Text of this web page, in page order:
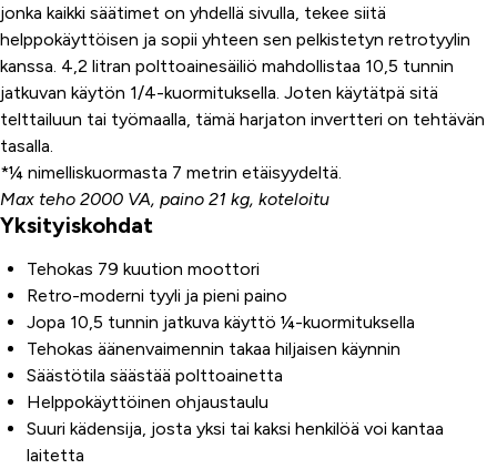
jonka kaikki säätimet on yhdellä sivulla, tekee siitä
helppokäyttöisen ja sopii yhteen sen pelkistetyn retrotyylin
kanssa. 4,2 litran polttoainesäiliö mahdollistaa 10,5 tunnin
jatkuvan käytön 1/4-kuormituksella. Joten käytätpä sitä
telttailuun tai työmaalla, tämä harjaton invertteri on tehtävän
tasalla.
*¼ nimelliskuormasta 7 metrin etäisyydeltä.
Max teho 2000 VA, paino 21 kg, koteloitu
Yksityiskohdat
Tehokas 79 kuution moottori
Retro-moderni tyyli ja pieni paino
Jopa 10,5 tunnin jatkuva käyttö ¼-kuormituksella
Tehokas äänenvaimennin takaa hiljaisen käynnin
Säästötila säästää polttoainetta
Helppokäyttöinen ohjaustaulu
Suuri kädensija, josta yksi tai kaksi henkilöä voi kantaa
laitetta